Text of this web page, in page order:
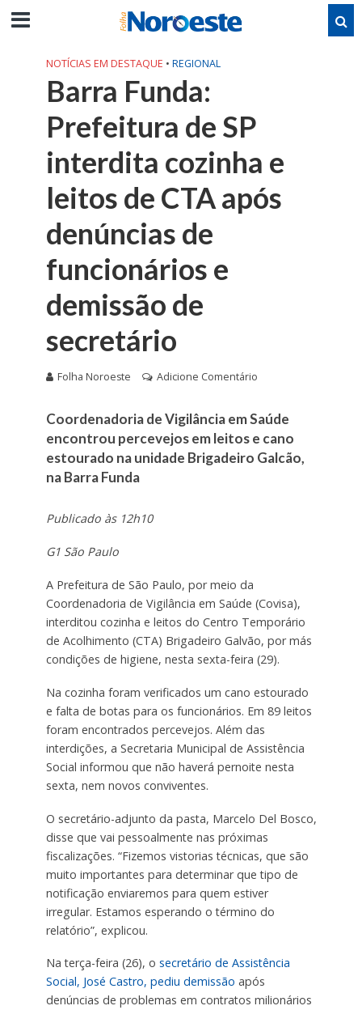
NOTÍCIAS EM DESTAQUE • REGIONAL
Barra Funda:
Prefeitura de SP
interdita cozinha e
leitos de CTA após
denúncias de
funcionários e
demissão de
secretário
Folha Noroeste Adicione Comentário
Coordenadoria de Vigilância em Saúde
encontrou percevejos em leitos e cano
estourado na unidade Brigadeiro Galcão,
na Barra Funda
Publicado às 12h10
G1 São Paulo
A Prefeitura de São Paulo, por meio da
Coordenadoria de Vigilância em Saúde (Covisa),
interditou cozinha e leitos do Centro Temporário
de Acolhimento (CTA) Brigadeiro Galvão, por más
condições de higiene, nesta sexta-feira (29).
Na cozinha foram verificados um cano estourado
e falta de botas para os funcionários. Em 89 leitos
foram encontrados percevejos. Além das
interdições, a Secretaria Municipal de Assistência
Social informou que não haverá pernoite nesta
sexta, nem novos conviventes.
O secretário-adjunto da pasta, Marcelo Del Bosco,
disse que vai pessoalmente nas próximas
fiscalizações. “Fizemos vistorias técnicas, que são
muito importantes para determinar que tipo de
notificação enviaremos para quem estiver
irregular. Estamos esperando o término do
relatório”, explicou.
Na terça-feira (26), o secretário de Assistência
Social, José Castro, pediu demissão após
denúncias de problemas em contratos milionários